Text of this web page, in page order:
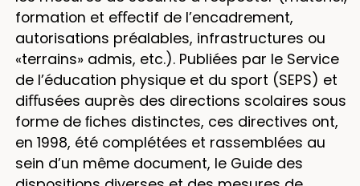
formation et eﬀectif de l’encadrement,
autorisations préalables, infrastructures ou
«terrains» admis, etc.). Publiées par le Service
de l’éducation physique et du sport (SEPS) et
diﬀusées auprès des directions scolaires sous
forme de ﬁches distinctes, ces directives ont,
en 1998, été complétées et rassemblées au
sein d’un même document, le Guide des